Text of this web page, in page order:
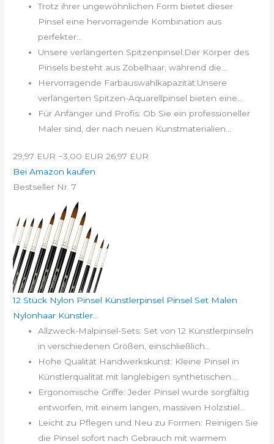
Trotz ihrer ungewöhnlichen Form bietet dieser
Pinsel eine hervorragende Kombination aus
perfekter...
Unsere verlängerten Spitzenpinsel:Der Körper des
Pinsels besteht aus Zobelhaar, während die...
Hervorragende Farbauswahlkapazität:Unsere
verlängerten Spitzen-Aquarellpinsel bieten eine...
Für Anfänger und Profis: Ob Sie ein professioneller
Maler sind, der nach neuen Kunstmaterialien...
29,97 EUR −3,00 EUR 26,97 EUR
Bei Amazon kaufen
Bestseller Nr. 7
12 Stück Nylon Pinsel Künstlerpinsel Pinsel Set Malen
Nylonhaar Künstler...
Allzweck-Malpinsel-Sets: Set von 12 Künstlerpinseln
in verschiedenen Größen, einschließlich...
Hohe Qualität Handwerkskunst: Kleine Pinsel in
Künstlerqualität mit langlebigen synthetischen...
Ergonomische Griffe: Jeder Pinsel wurde sorgfältig
entworfen, mit einem langen, massiven Holzstiel...
Leicht zu Pflegen und Neu zu Formen: Reinigen Sie
die Pinsel sofort nach Gebrauch mit warmem